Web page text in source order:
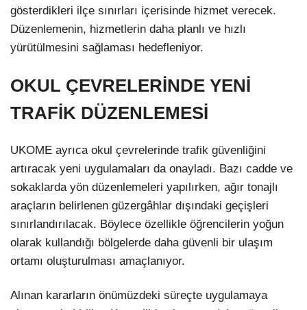
gösterdikleri ilçe sınırları içerisinde hizmet verecek.
Düzenlemenin, hizmetlerin daha planlı ve hızlı
yürütülmesini sağlaması hedefleniyor.
OKUL ÇEVRELERİNDE YENİ
TRAFİK DÜZENLEMESİ
UKOME ayrıca okul çevrelerinde trafik güvenliğini
artıracak yeni uygulamaları da onayladı. Bazı cadde ve
sokaklarda yön düzenlemeleri yapılırken, ağır tonajlı
araçların belirlenen güzergâhlar dışındaki geçişleri
sınırlandırılacak. Böylece özellikle öğrencilerin yoğun
olarak kullandığı bölgelerde daha güvenli bir ulaşım
ortamı oluşturulması amaçlanıyor.
Alınan kararların önümüzdeki süreçte uygulamaya